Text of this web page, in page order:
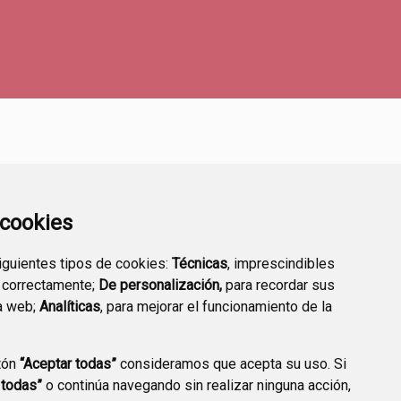
tipos de cookies: Técnicas, imprescindibles
De personalización, para recordar sus
web; Analíticas, para mejorar el funcionamiento de la
“Aceptar todas” consideramos que acepta su uso. Si
o continúa navegando sin realizar ninguna acción,
TRANSPARENCIA
ENLACES A TRÁMITES
HABITUALES